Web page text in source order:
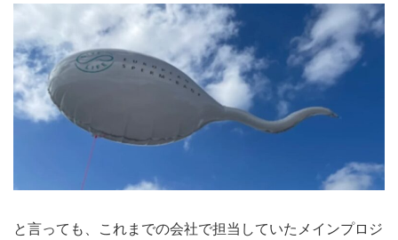
と言っても、これまでの会社で担当していたメインプロジ